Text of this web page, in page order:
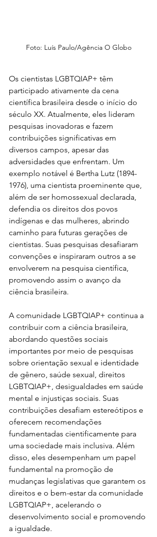
Foto: Luís Paulo/Agência O Globo
Os cientistas LGBTQIAP+ têm
participado ativamente da cena
científica brasileira desde o início do
século XX. Atualmente, eles lideram
pesquisas inovadoras e fazem
contribuições significativas em
diversos campos, apesar das
adversidades que enfrentam. Um
exemplo notável é Bertha Lutz (1894-
1976), uma cientista proeminente que,
além de ser homossexual declarada,
defendia os direitos dos povos
indígenas e das mulheres, abrindo
caminho para futuras gerações de
cientistas. Suas pesquisas desafiaram
convenções e inspiraram outros a se
envolverem na pesquisa científica,
promovendo assim o avanço da
ciência brasileira.
A comunidade LGBTQIAP+ continua a
contribuir com a ciência brasileira,
abordando questões sociais
importantes por meio de pesquisas
sobre orientação sexual e identidade
de gênero, saúde sexual, direitos
LGBTQIAP+, desigualdades em saúde
mental e injustiças sociais. Suas
contribuições desafiam estereótipos e
oferecem recomendações
fundamentadas cientificamente para
uma sociedade mais inclusiva. Além
disso, eles desempenham um papel
fundamental na promoção de
mudanças legislativas que garantem os
direitos e o bem-estar da comunidade
LGBTQIAP+, acelerando o
desenvolvimento social e promovendo
a igualdade.